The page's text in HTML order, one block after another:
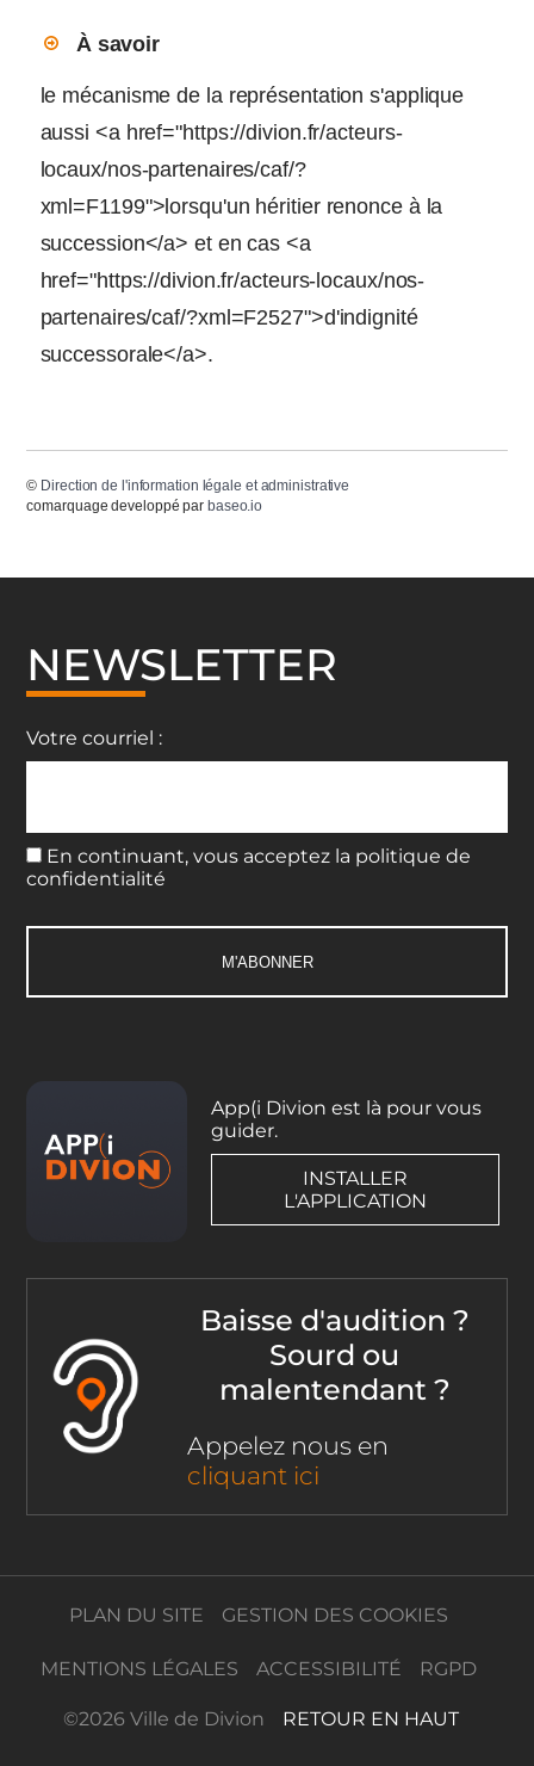
À savoir
le mécanisme de la représentation s'applique
aussi <a href="https://divion.fr/acteurs-
locaux/nos-partenaires/caf/?
xml=F1199">lorsqu'un héritier renonce à la
succession</a> et en cas <a
href="https://divion.fr/acteurs-locaux/nos-
partenaires/caf/?xml=F2527">d'indignité
successorale</a>.
© Direction de l'information légale et administrative
comarquage developpé par baseo.io
NEWSLETTER
Votre courriel :
En continuant, vous acceptez la politique de
confidentialité
App(i Divion est là pour vous
guider.
INSTALLER
L'APPLICATION
Baisse d'audition ?
Sourd ou
malentendant ?
Appelez nous en
cliquant ici
PLAN DU SITE GESTION DES COOKIES
MENTIONS LÉGALES ACCESSIBILITÉ RGPD
©2026 Ville de Divion RETOUR EN HAUT